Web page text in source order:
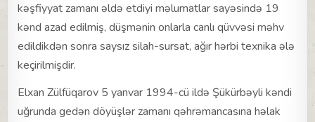
kəşfiyyat zamanı əldə etdiyi məlumatlar sayəsində 19
kənd azad edilmiş, düşmənin onlarla canlı qüvvəsi məhv
edildikdən sonra saysız silah-sursat, ağır hərbi texnika ələ
keçirilmişdir.
Elxan Zülfüqarov 5 yanvar 1994-cü ildə Şükürbəyli kəndi
uğrunda gedən döyüşlər zamanı qəhrəmancasına həlak